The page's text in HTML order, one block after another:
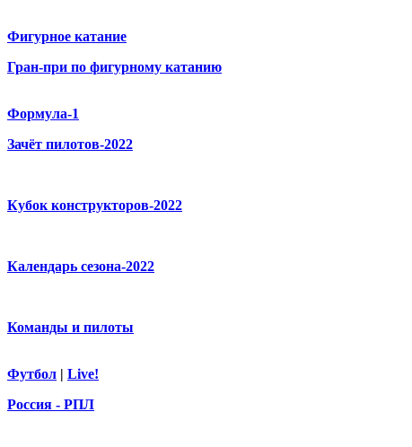
Фигурное катание
Гран-при по фигурному катанию
Формула-1
Зачёт пилотов-2022
Кубок конструкторов-2022
Календарь сезона-2022
Команды и пилоты
Футбол | Live!
Россия - РПЛ